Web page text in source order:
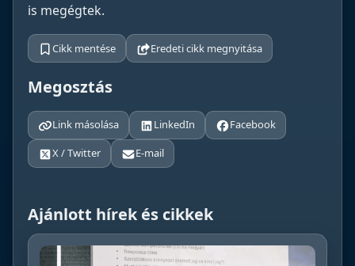
is megégtek.
Cikk mentése Eredeti cikk megnyitása
Megosztás
Link másolása LinkedIn
Facebook
X / Twitter
E-mail
Ajánlott hírek és cikkek